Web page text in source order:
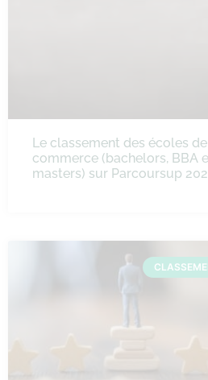
Le classement des écoles de
commerce (bachelors, BBA
masters) sur Parcoursup